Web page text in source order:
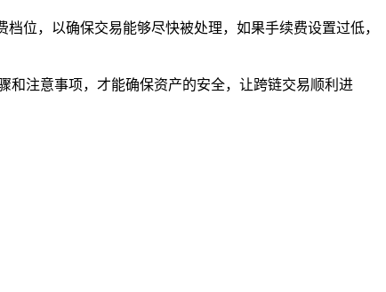
位，以确保交易能够尽快被处理，如果手续费设置过低，
和注意事项，才能确保资产的安全，让跨链交易顺利进